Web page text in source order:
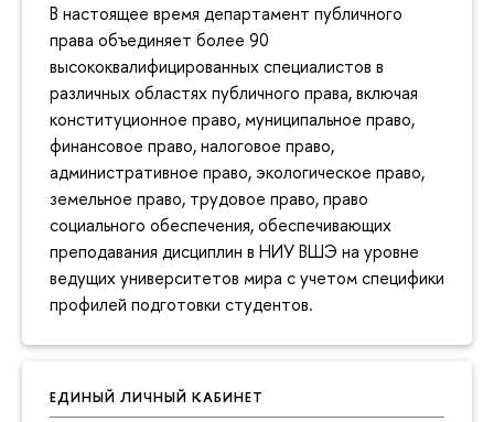
В настоящее время департамент публичного
права объединяет более 90
высококвалифицированных специалистов в
различных областях публичного права, включая
конституционное право, муниципальное право,
финансовое право, налоговое право,
административное право, экологическое право,
земельное право, трудовое право, право
социального обеспечения, обеспечивающих
преподавания дисциплин в НИУ ВШЭ на уровне
ведущих университетов мира с учетом специфики
профилей подготовки студентов.
ЕДИНЫЙ ЛИЧНЫЙ КАБИНЕТ